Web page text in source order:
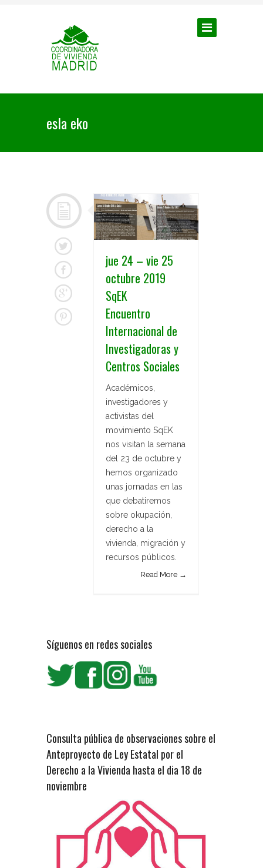
esla eko
jue 24 – vie 25
octubre 2019
SqEK
Encuentro
Internacional de
Investigadoras y
Centros Sociales
Académicos,
investigadores y
activistas del
movimiento SqEK
nos visitan la semana
del 23 de octubre y
hemos organizado
unas jornadas en las
que debatiremos
sobre okupación,
derecho a la
vivienda, migración y
recursos públicos.
Read More →
Síguenos en redes sociales
Consulta pública de observaciones sobre el
Anteproyecto de Ley Estatal por el
Derecho a la Vivienda hasta el dia 18 de
noviembre